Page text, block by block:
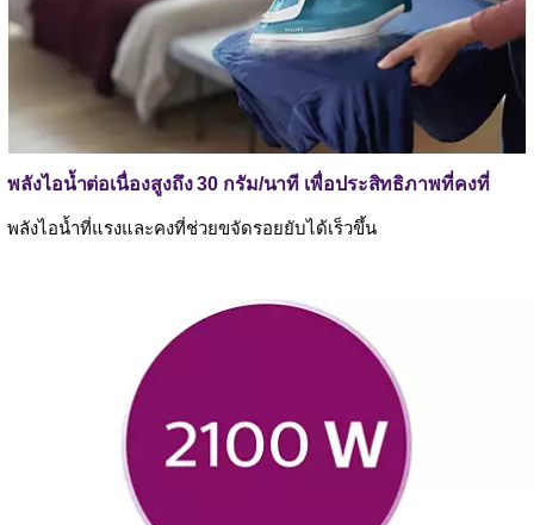
พลังไอน้ำต่อเนื่องสูงถึง 30 กรัม/นาที เพื่อประสิทธิภาพที่คงที่
พลังไอน้ำที่แรงและคงที่ช่วยขจัดรอยยับได้เร็วขึ้น